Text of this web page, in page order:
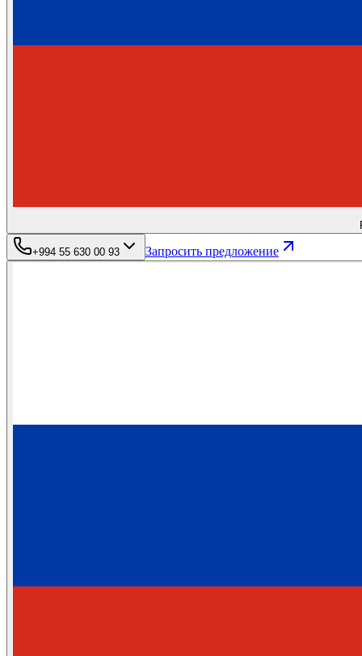
+994 55 630 00 93 Запросить предложение